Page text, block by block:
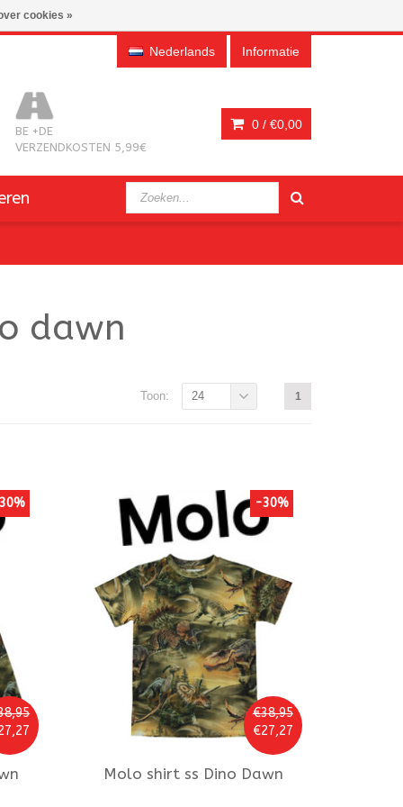
Nederlands Informatie
BE +DE
VERZENDKOSTEN 5,99€
0 / €0,00
dawn
1
Toon: 24
€38,95
€27,27
-30%
Molo shirt ss Dino Dawn
cookies »